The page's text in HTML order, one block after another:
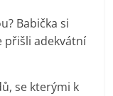
Babička si
přišli adekvátní
se kterými k